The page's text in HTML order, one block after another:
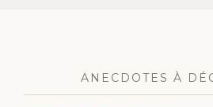
articlesANECDOTES À